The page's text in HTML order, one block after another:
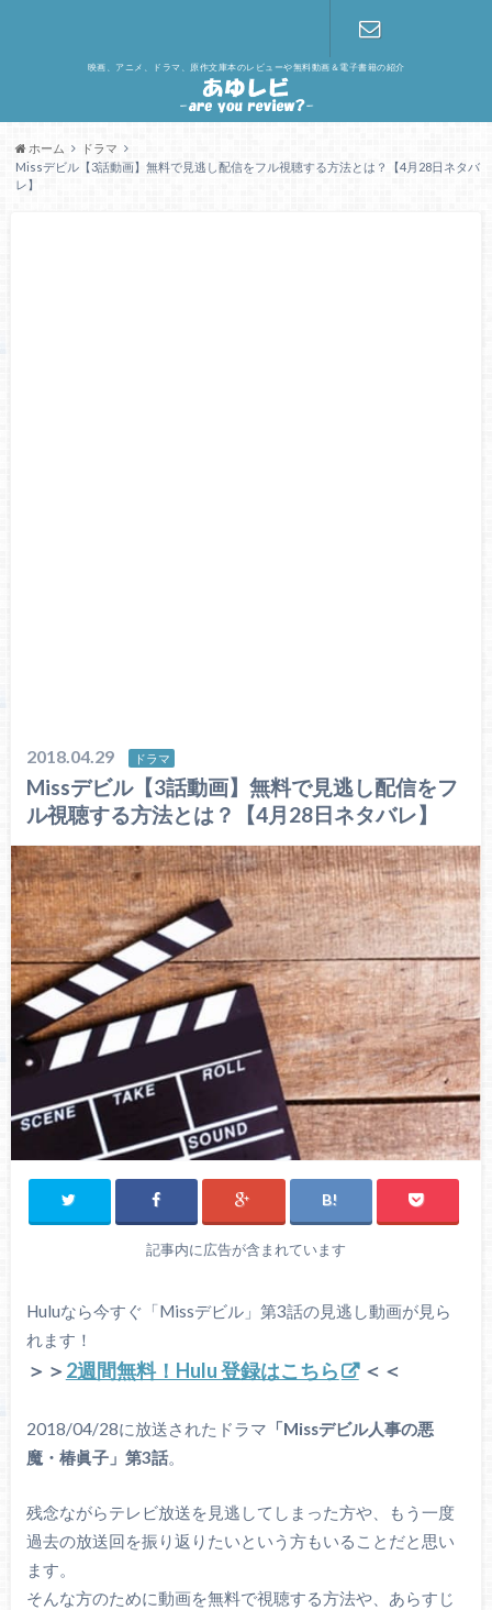
映画、アニメ、ドラマ、原作文庫本のレビューや無料動画＆電子書籍の紹介
ホーム
ドラマ
Missデビル【3話動画】無料で見逃し配信をフル視聴する方法とは？【4月28日ネタバ
レ】
2018.04.29 ドラマ
Missデビル【3話動画】無料で見逃し配信をフ
ル視聴する方法とは？【4月28日ネタバレ】
記事内に広告が含まれています
Huluなら今すぐ「Missデビル」第3話の見逃し動画が見ら
れます！
＞＞ 2週間無料！Hulu 登録はこちら ＜＜
2018/04/28に放送されたドラマ 「Missデビル人事の悪
魔・椿眞子」第3話。
残念ながらテレビ放送を見逃してしまった方や、もう一度
過去の放送回を振り返りたいという方もいることだと思い
ます。
そんな方のために動画を無料で視聴する方法や、あらすじ